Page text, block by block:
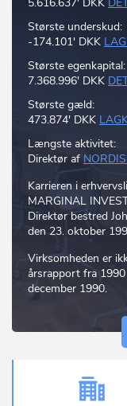
Største underskud:
-174.101' DKK
Største egenkapital:
7.368.996' DKK
Største gæld:
473.874' DKK
Længste aktivitet:
Direktør af
Karrieren i
MARGINAL
Direktør bestred
den 23. oktober
Virksomheden er
årsrapport fra
december 1990.